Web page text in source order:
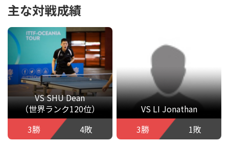
主な対戦成績
VS SHU Dean
（世界ランク120位）
3勝
4敗
VS LI Jonathan
3勝
1敗